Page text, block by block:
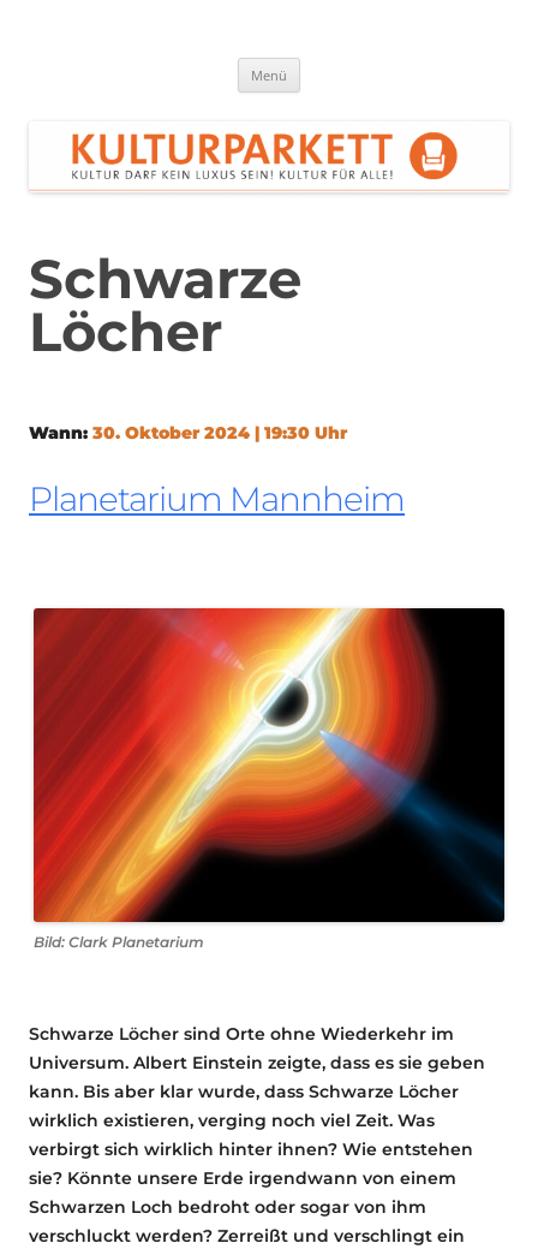
Menü
Schwarze
Löcher
Wann: 30. Oktober 2024 | 19:30 Uhr
Planetarium Mannheim
Bild: Clark Planetarium
Schwarze Löcher sind Orte ohne Wiederkehr im
Universum. Albert Einstein zeigte, dass es sie geben
kann. Bis aber klar wurde, dass Schwarze Löcher
wirklich existieren, verging noch viel Zeit. Was
verbirgt sich wirklich hinter ihnen? Wie entstehen
sie? Könnte unsere Erde irgendwann von einem
Schwarzen Loch bedroht oder sogar von ihm
verschluckt werden? Zerreißt und verschlingt ein